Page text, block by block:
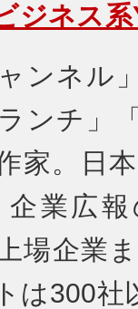
ジネス
ンネル
ンチ」
家。日
企業広
場企業
は300社